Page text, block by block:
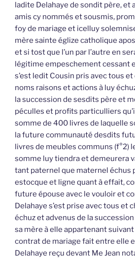
ladite Delahaye de sondit père, et
amis cy nommés et sousmis,
foy de mariage et icelluy
mère sainte églize catholique
et si tost que l’un par l’autre en
légitime empeschement cessant
s’est ledit Cousin pris avec tous
noms raisons et actions à luy
la succession de sesdits père et
péculles et profits particulliers
somme de 400 livres de laquelle
la future communauté desdits
livres de meubles communs (f°2)
somme luy tiendra et demeurera
tant paternel que maternel échus
estocque et ligne quant à effait,
future épouse avec le vouloir et
Delahaye s’est prise avec tous et
échuz et advenus de la
sa mère à elle appartenant
contrat de mariage fait entre elle
Delahaye reçu devant Me Jean